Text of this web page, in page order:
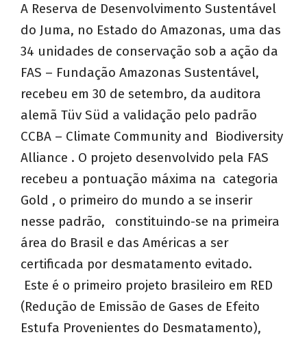
A Reserva de Desenvolvimento Sustentável
do Juma, no Estado do Amazonas, uma das
34 unidades de conservação sob a ação da
FAS – Fundação Amazonas Sustentável,
recebeu em 30 de setembro, da auditora
alemã Tüv Süd a validação pelo padrão
CCBA – Climate Community and Biodiversity
Alliance . O projeto desenvolvido pela FAS
recebeu a pontuação máxima na categoria
Gold , o primeiro do mundo a se inserir
nesse padrão, constituindo-se na primeira
área do Brasil e das Américas a ser
certificada por desmatamento evitado.
Este é o primeiro projeto brasileiro em RED
(Redução de Emissão de Gases de Efeito
Estufa Provenientes do Desmatamento),